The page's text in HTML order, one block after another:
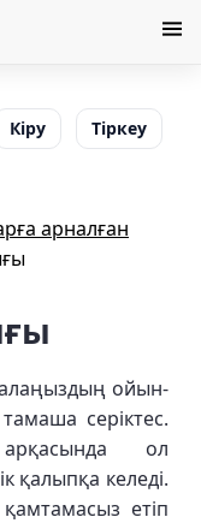
Кіру Тіркеу
арналған
ойын-
серіктес.
ол
қалыпқа келеді.
етіп